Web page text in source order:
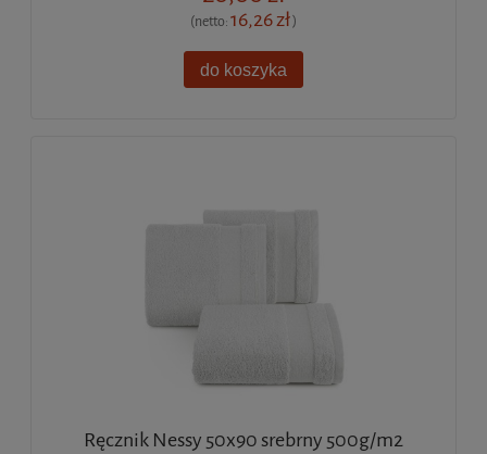
(netto:16,26 zł)
do koszyka
Ręcznik Nessy 50x90 srebrny 500g/m2